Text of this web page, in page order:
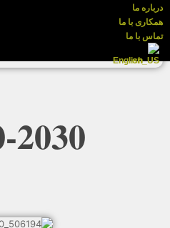
درباره ما
همکاری با ما
تماس با ما
English
2030